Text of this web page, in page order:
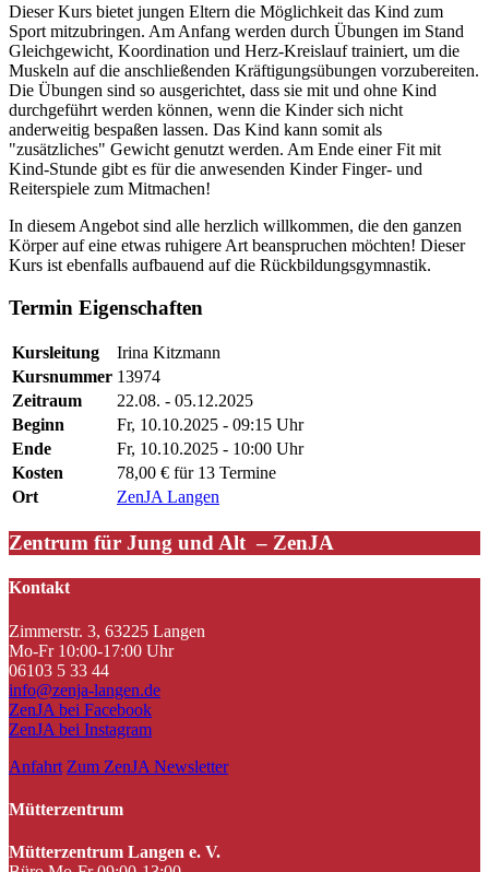
Dieser Kurs bietet jungen Eltern die Möglichkeit das Kind zum
Sport mitzubringen. Am Anfang werden durch Übungen im Stand
Gleichgewicht, Koordination und Herz-Kreislauf trainiert, um die
Muskeln auf die anschließenden Kräftigungsübungen vorzubereiten.
Die Übungen sind so ausgerichtet, dass sie mit und ohne Kind
durchgeführt werden können, wenn die Kinder sich nicht
anderweitig bespaßen lassen. Das Kind kann somit als
"zusätzliches" Gewicht genutzt werden. Am Ende einer Fit mit
Kind-Stunde gibt es für die anwesenden Kinder Finger- und
Reiterspiele zum Mitmachen!
In diesem Angebot sind alle herzlich willkommen, die den ganzen
Körper auf eine etwas ruhigere Art beanspruchen möchten! Dieser
Kurs ist ebenfalls aufbauend auf die Rückbildungsgymnastik.
Termin Eigenschaften
Kursleitung
Irina Kitzmann
Kursnummer 13974
Zeitraum
22.08. - 05.12.2025
Beginn
Fr, 10.10.2025 - 09:15 Uhr
Ende
Fr, 10.10.2025 - 10:00 Uhr
Kosten
78,00 € für 13 Termine
Ort
ZenJA Langen
Zentrum für Jung und Alt – ZenJA
Kontakt
Zimmerstr. 3, 63225 Langen
Mo-Fr 10:00-17:00 Uhr
06103 5 33 44
info@zenja-langen.de
ZenJA bei Facebook
ZenJA bei Instagram
Anfahrt Zum ZenJA Newsletter
Mütterzentrum
Mütterzentrum Langen e. V.